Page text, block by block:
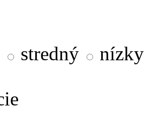
stredný
nízky